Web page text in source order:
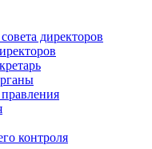
директоров
контроля